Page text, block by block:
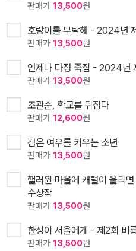
판매가 13,500원
호랑이를 부탁해 - 2024년
판매가 13,500원
언제나 다정 죽집 - 2024년
판매가 13,500원
조관순, 학교를 뒤집다
판매가 12,600원
검은 여우를 키우는 소년
판매가 13,500원
핼러윈 마을에 캐럴이 울리
수상작
판매가 13,500원
한성이 서울에게 - 제2회 비
판매가 13,500원